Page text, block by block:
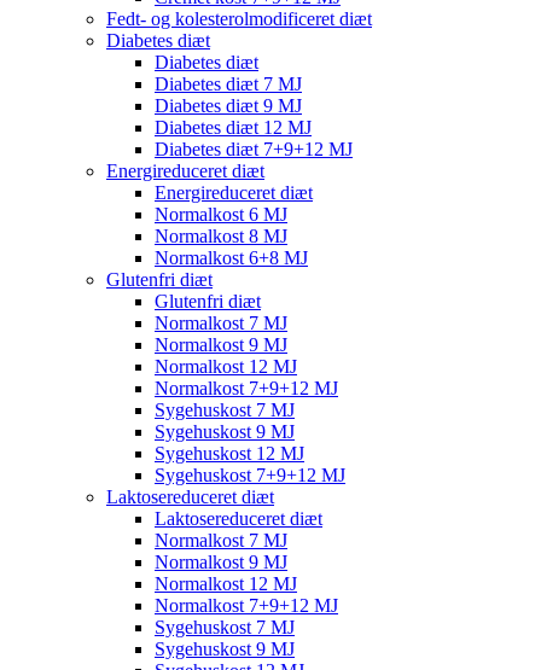
Fedt- og kolesterolmodificeret diæt
Diabetes diæt
Diabetes diæt
Diabetes diæt 7 MJ
Diabetes diæt 9 MJ
Diabetes diæt 12 MJ
Diabetes diæt 7+9+12 MJ
Energireduceret diæt
Energireduceret diæt
Normalkost 6 MJ
Normalkost 8 MJ
Normalkost 6+8 MJ
Glutenfri diæt
Glutenfri diæt
Normalkost 7 MJ
Normalkost 9 MJ
Normalkost 12 MJ
Normalkost 7+9+12 MJ
Sygehuskost 7 MJ
Sygehuskost 9 MJ
Sygehuskost 12 MJ
Sygehuskost 7+9+12 MJ
Laktosereduceret diæt
Laktosereduceret diæt
Normalkost 7 MJ
Normalkost 9 MJ
Normalkost 12 MJ
Normalkost 7+9+12 MJ
Sygehuskost 7 MJ
Sygehuskost 9 MJ